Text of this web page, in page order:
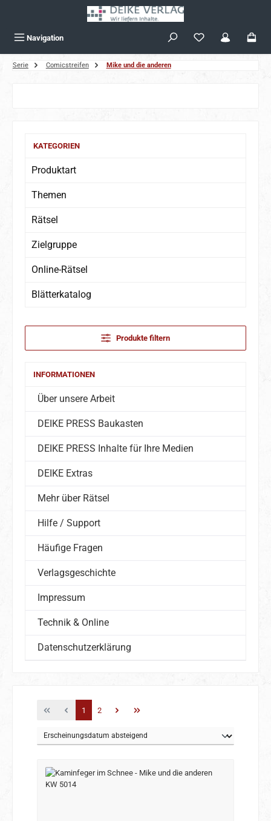
Navigation
Serie Comicstreifen Mike und die anderen
KATEGORIEN
Produktart
Themen
Rätsel
Zielgruppe
Online-Rätsel
Blätterkatalog
Produkte filtern
INFORMATIONEN
Über unsere Arbeit
DEIKE PRESS Baukasten
DEIKE PRESS Inhalte für Ihre Medien
DEIKE Extras
Mehr über Rätsel
Hilfe / Support
Häufige Fragen
Verlagsgeschichte
Impressum
Technik & Online
Datenschutzerklärung
Seite
1 Seite
2